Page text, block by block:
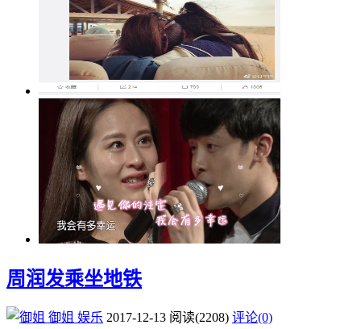
周润发乘坐地铁
御姐 娱乐 2017-12-13 阅读(2208) 评论(0)